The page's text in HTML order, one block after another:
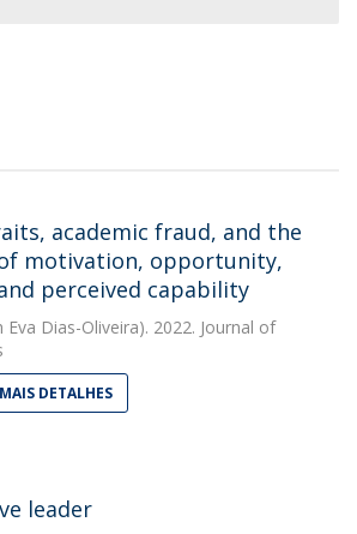
academic fraud, and the
motivation, opportunity,
perceived capability
Eva Dias-Oliveira). 2022. Journal of
DETALHES
leader